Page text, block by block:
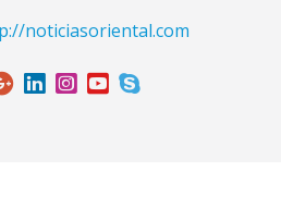
noticiasoriental.com